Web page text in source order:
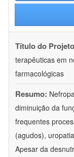
Título do
terapêuticas em
farmacológicas
Resumo:
diminuição da
frequentes
(agudos),
Apesar da